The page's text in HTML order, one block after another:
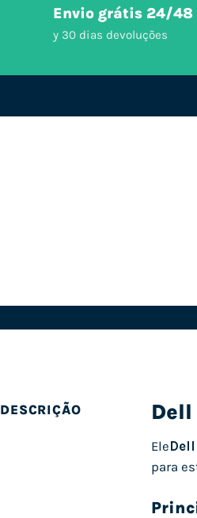
Envio grátis 24/48
y 30 dias devoluções
DESCRIÇÃO Dell
Ele
para